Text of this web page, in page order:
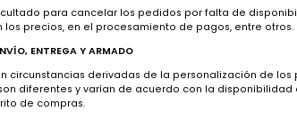
la compra, sugerimos revisar las medidas
(escaleras, ascensores), para evitar
compras que se realicen mediante el portal de
incluyen costo de los servicios de transporte ni
adquirió más de un producto, estos pueden ser